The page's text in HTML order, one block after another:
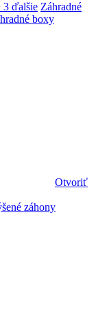
3 ďalšie Záhradné
boxy
Otvoriť
záhony